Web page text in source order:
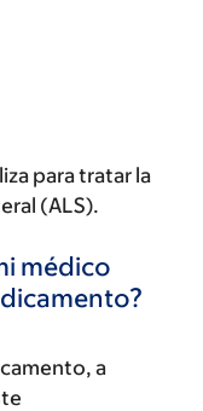
para tratar la
(ALS).
médico
a